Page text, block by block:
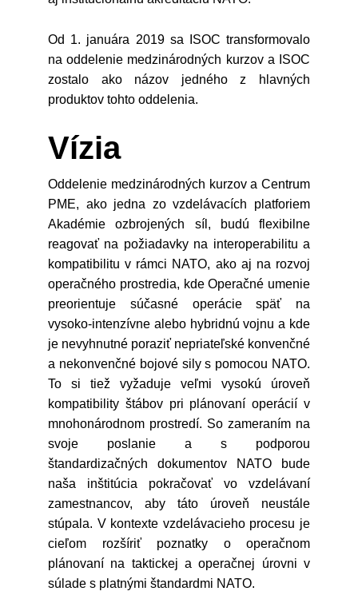
Od 1. januára 2019 sa ISOC transformovalo
na oddelenie medzinárodných kurzov a ISOC
zostalo ako názov jedného z hlavných
produktov tohto oddelenia.
Vízia
Oddelenie medzinárodných kurzov a Centrum
PME, ako jedna zo vzdelávacích platforiem
Akadémie ozbrojených síl, budú flexibilne
reagovať na požiadavky na interoperabilitu a
kompatibilitu v rámci NATO, ako aj na rozvoj
operačného prostredia, kde Operačné umenie
preorientuje súčasné operácie späť na
vysoko-intenzívne alebo hybridnú vojnu a kde
je nevyhnutné poraziť nepriateľské konvenčné
a nekonvenčné bojové sily s pomocou NATO.
To si tiež vyžaduje veľmi vysokú úroveň
kompatibility štábov pri plánovaní operácií v
mnohonárodnom prostredí. So zameraním na
svoje poslanie a s podporou
štandardizačných dokumentov NATO bude
naša inštitúcia pokračovať vo vzdelávaní
zamestnancov, aby táto úroveň neustále
stúpala. V kontexte vzdelávacieho procesu je
cieľom rozšíriť poznatky o operačnom
plánovaní na taktickej a operačnej úrovni v
súlade s platnými štandardmi NATO.